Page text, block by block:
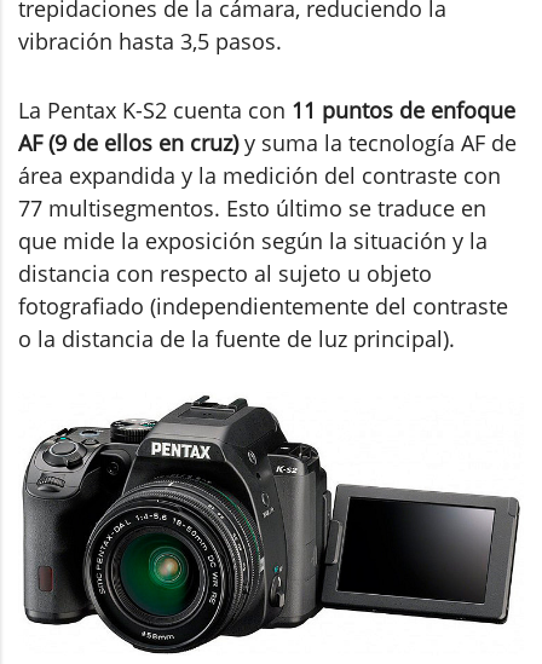
trepidaciones de la cámara, reduciendo la
vibración hasta 3,5 pasos.
La Pentax K-S2 cuenta con 11 puntos de enfoque
AF (9 de ellos en cruz)y suma la tecnología AF de
área expandida y la medición del contraste con
77 multisegmentos. Esto último se traduce en
que mide la exposición según la situación y la
distancia con respecto al sujeto u objeto
fotografiado (independientemente del contraste
o la distancia de la fuente de luz principal).